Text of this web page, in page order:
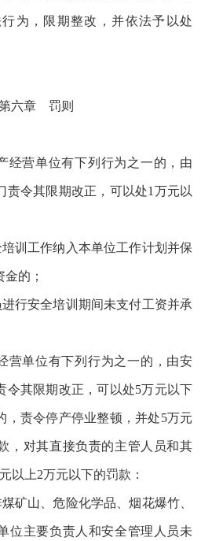
为，限期整改，并依法予以处
六章 罚则
经营单位有下列行为之一的，由
责令其限期改正，可以处1万元以
培训工作纳入本单位工作计划并保
的；
进行安全培训期间未支付工资并承
营单位有下列行为之一的，由安
令其限期改正，可以处5万元以下
，责令停产停业整顿，并处5万元
，对其直接负责的主管人员和其
以上2万元以下的罚款：
煤矿山、危险化学品、烟花爆竹、
位主要负责人和安全管理人员未